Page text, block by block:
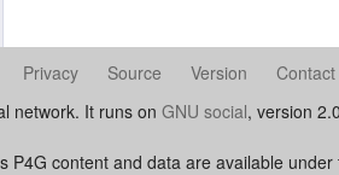
Privacy Source Version
Contact
network. It runs on GNU social, version
P4G content and data are available